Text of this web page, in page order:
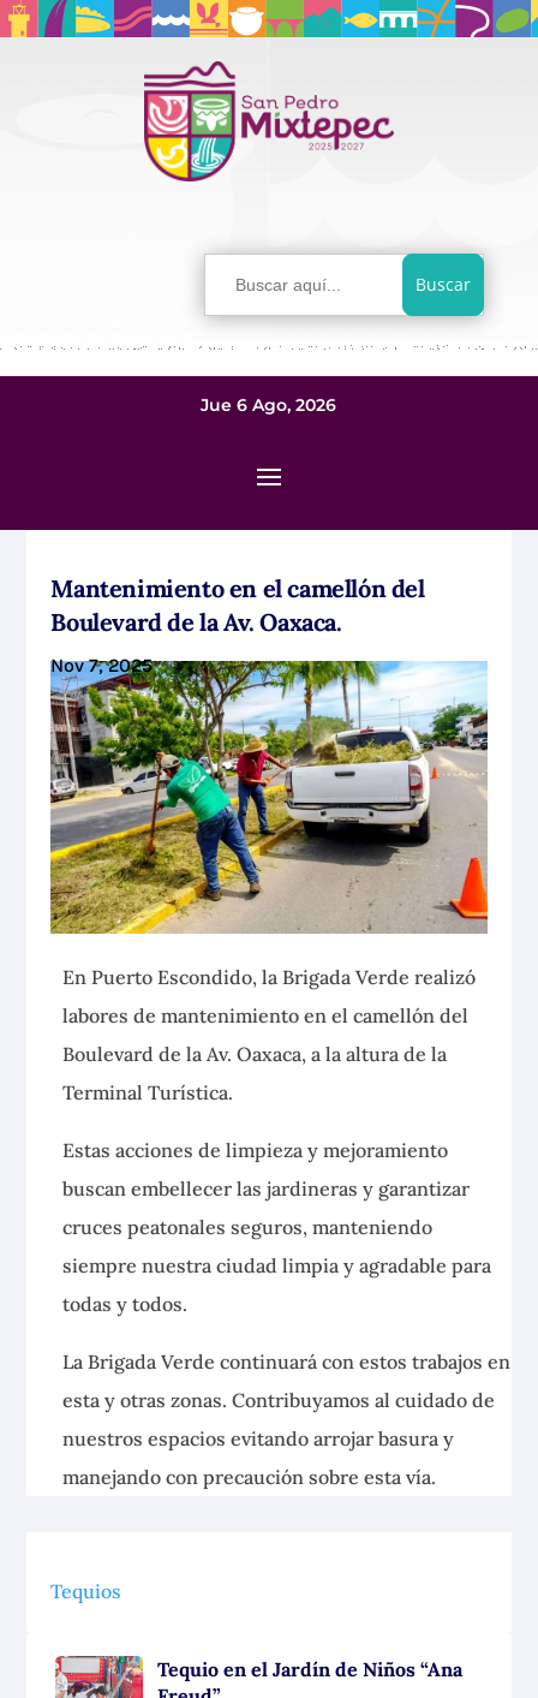
Buscar:
Jue 6 Ago, 2026
Mantenimiento en el camellón del
Boulevard de la Av. Oaxaca.
Nov 7, 2025
En Puerto Escondido, la Brigada Verde realizó
labores de mantenimiento en el camellón del
Boulevard de la Av. Oaxaca, a la altura de la
Terminal Turística.
Estasacciones de limpieza y mejoramiento
buscan embellecer las jardineras y garantizar
cruces peatonales seguros, manteniendo
siempre nuestra ciudad limpia y agradable para
todas y todos.
La Brigada Verde continuará con estos trabajos en
esta y otras zonas. Contribuyamos al cuidado de
nuestros espacios evitando arrojar basura y
manejando con precaución sobre esta vía.
Tequios
Tequio en el Jardín de Niños “Ana